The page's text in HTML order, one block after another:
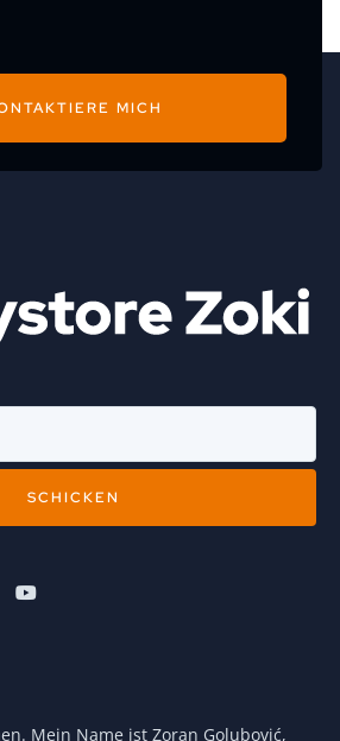
MICH
SCHICKEN
Mein Name ist Zoran Golubović,